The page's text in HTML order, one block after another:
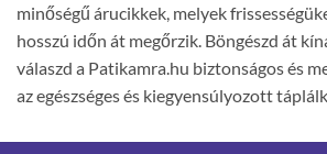
minőségű árucikkek, melyek
hosszú időn át megőrzik. Böngészd át
válaszd a Patikamra.hu biztonságos és
az egészséges és kiegyensúlyozott